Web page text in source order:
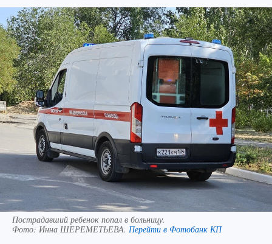
Пострадавший ребенок попал в больницу.
Фото: Инна ШЕРЕМЕТЬЕВА. Перейти в Фотобанк КП